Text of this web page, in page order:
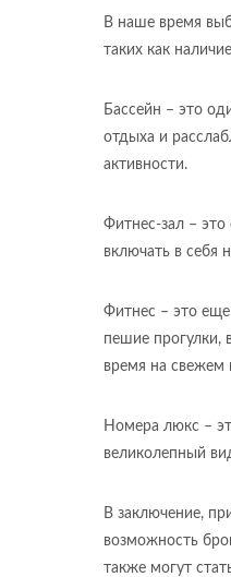
В наше время
таких как
Бассейн – это
отдыха и
активности.
Фитнес-зал –
включать в себя
Фитнес – это еще
пешие прогулки,
время на свежем
Номера люкс –
великолепный
В заключение,
возможность
также могут